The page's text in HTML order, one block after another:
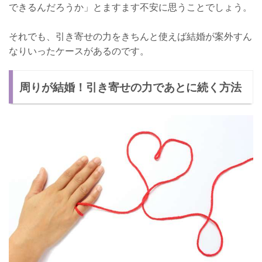
できるんだろうか」とますます不安に思うことでしょう。
それでも、引き寄せの力をきちんと使えば結婚が案外すん
なりいったケースがあるのです。
周りが結婚！引き寄せの力であとに続く方法